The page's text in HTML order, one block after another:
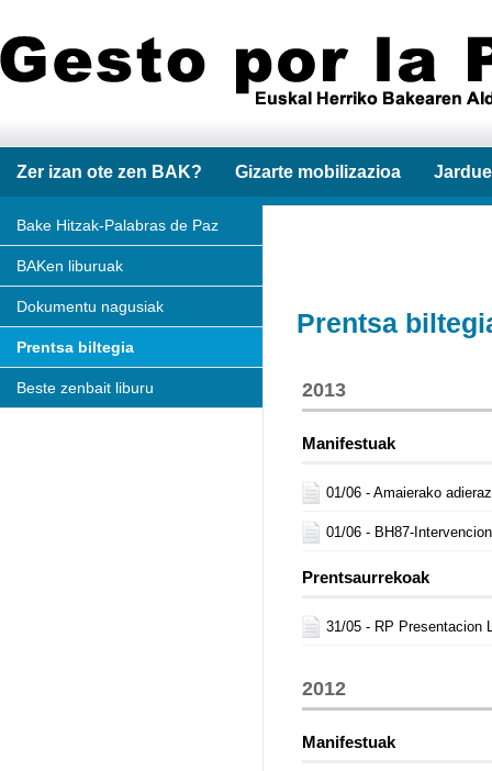
Zer izan ote zen BAK? Gizarte mobilizazioa
Bake Hitzak-Palabras de Paz
BAKen liburuak
Dokumentu nagusiak
Prentsa biltegia
Beste zenbait liburu
Prentsa
2013
Manifestuak
01/06 - Amaierako
01/06 - BH87-
Prentsaurrekoak
31/05 - RP Presentacion
2012
Manifestuak